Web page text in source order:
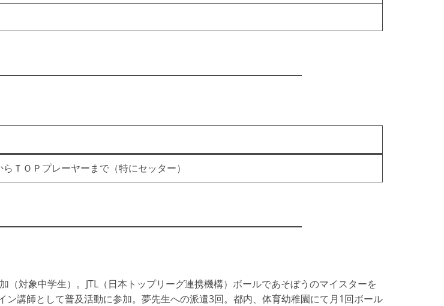
ＴＯＰプレーヤーまで（特にセッター）
（対象中学生）。JTL（日本トップリーグ連携機構）ボールであそぼうのマイスターを
講師として普及活動に参加。夢先生への派遣3回。都内、体育幼稚園にて月1回ボール